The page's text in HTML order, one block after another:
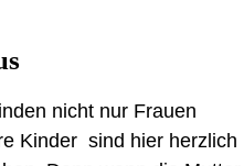
nicht nur Frauen
Kinder sind hier herzlich